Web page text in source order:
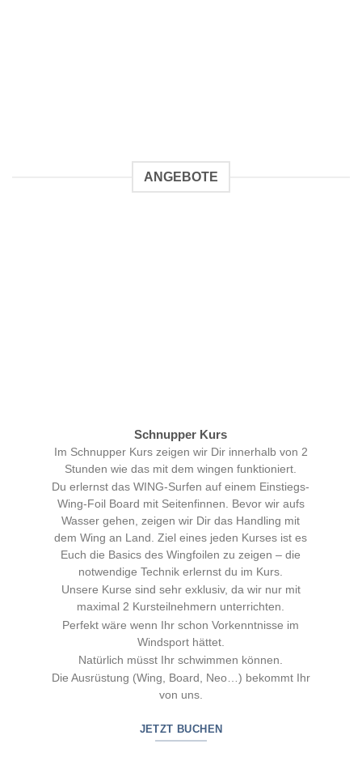
ANGEBOTE
Schnupper Kurs
Im Schnupper Kurs zeigen wir Dir innerhalb von 2
Stunden wie das mit dem wingen funktioniert.
Du erlernst das WING-Surfen auf einem Einstiegs-
Wing-Foil Board mit Seitenfinnen. Bevor wir aufs
Wasser gehen, zeigen wir Dir das Handling mit
dem Wing an Land. Ziel eines jeden Kurses ist es
Euch die Basics des Wingfoilen zu zeigen – die
notwendige Technik erlernst du im Kurs.
Unsere Kurse sind sehr exklusiv, da wir nur mit
maximal 2 Kursteilnehmern unterrichten.
Perfekt wäre wenn Ihr schon Vorkenntnisse im
Windsport hättet.
Natürlich müsst Ihr schwimmen können.
Die Ausrüstung (Wing, Board, Neo…) bekommt Ihr
von uns.
JETZT BUCHEN